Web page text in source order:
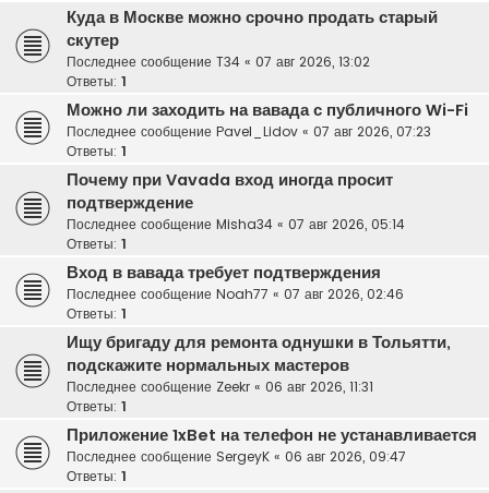
Куда в Москве можно срочно продать старый
скутер
Последнее сообщение T34 « 07 авг 2026, 13:02
Ответы: 1
Можно ли заходить на вавада с публичного Wi-Fi
Последнее сообщение Pavel_Lidov « 07 авг 2026, 07:23
Ответы: 1
Почему при Vavada вход иногда просит
подтверждение
Последнее сообщение Misha34 « 07 авг 2026, 05:14
Ответы: 1
Вход в вавада требует подтверждения
Последнее сообщение Noah77 « 07 авг 2026, 02:46
Ответы: 1
Ищу бригаду для ремонта однушки в Тольятти,
подскажите нормальных мастеров
Последнее сообщение Zeekr « 06 авг 2026, 11:31
Ответы: 1
Приложение 1xBet на телефон не устанавливается
Последнее сообщение SergeyK « 06 авг 2026, 09:47
Ответы: 1